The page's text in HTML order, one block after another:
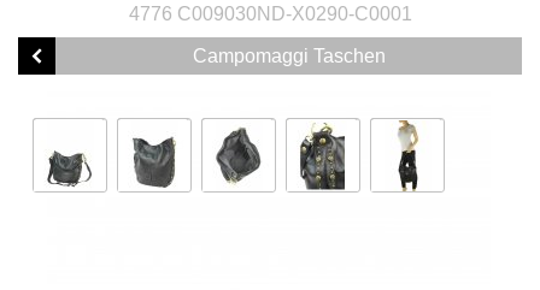
4776 C009030ND-X0290-C0001
Campomaggi Taschen